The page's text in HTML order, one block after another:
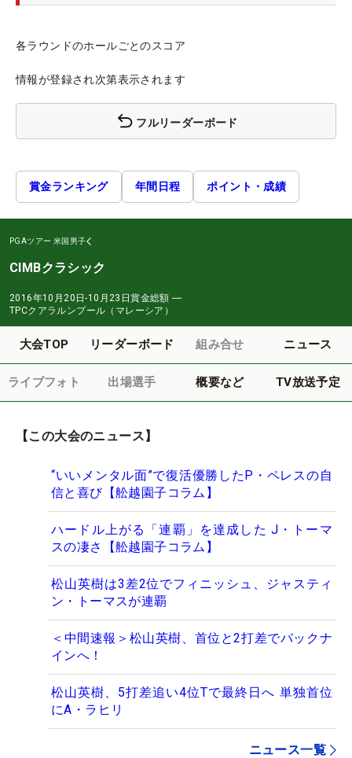
各ラウンドのホールごとのスコア
情報が登録され次第表示されます
フルリーダーボード
賞金ランキング 年間日程 ポイント・成績
PGAツアー 米国男子
CIMBクラシック
2016年10月20日-10月23日賞金総額 ―
TPCクアラルンプール（マレーシア）
大会TOP リーダーボード 組み合せ ニュース
ライブフォト 出場選手 概要など TV放送予定
【この大会のニュース】
“いいメンタル面”で復活優勝したP・ペレスの自
信と喜び【舩越園子コラム】
ハードル上がる「連覇」を達成した J・トーマ
スの凄さ【舩越園子コラム】
松山英樹は3差2位でフィニッシュ、ジャスティ
ン・トーマスが連覇
＜中間速報＞松山英樹、首位と2打差でバックナ
インへ！
松山英樹、5打差追い4位Tで最終日へ 単独首位
にA・ラヒリ
ニュース一覧